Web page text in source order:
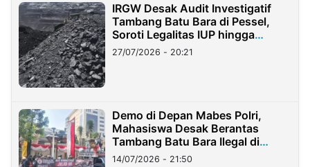
IRGW Desak Audit Investigatif
Tambang Batu Bara di Pessel,
Soroti Legalitas IUP hingga
Stockpile
27/07/2026 - 20:21
Demo di Depan Mabes Polri,
Mahasiswa Desak Berantas
Tambang Batu Bara Ilegal di
Lampung
14/07/2026 - 21:50